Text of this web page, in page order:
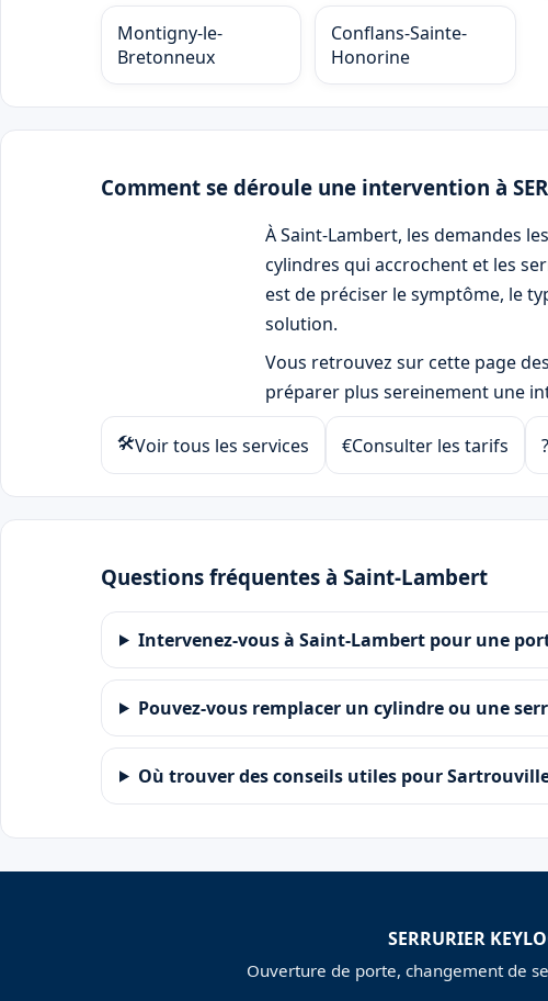
Montigny-le-
Bretonneux
Conflans-Sainte-
Honorine
Comment se déroule une intervention à
À Saint-Lambert, les demandes
cylindres qui accrochent et les
est de préciser le symptôme, le
solution.
Vous retrouvez sur cette page
préparer plus sereinement une
🛠Voir tous les services €Consulter les tarifs ?
Questions fréquentes à Saint-Lambert
Intervenez-vous à Saint-Lambert pour une
Pouvez-vous remplacer un cylindre ou une
Où trouver des conseils utiles pour
SERRURIER
Ouverture de porte, changement de